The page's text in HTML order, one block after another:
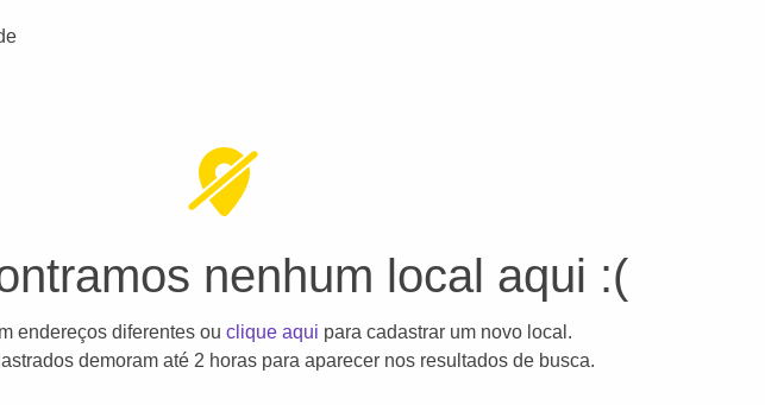
nenhum local aqui :(
endereços diferentes ouclique aqui para cadastrar um novo local.
demoram até 2 horas para aparecer nos resultados de busca.